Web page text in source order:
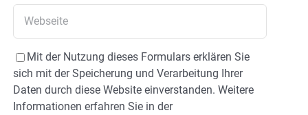
Mit der Nutzung dieses Formulars erklären Sie
sich mit der Speicherung und Verarbeitung Ihrer
Daten durch diese Website einverstanden. Weitere
Informationen erfahren Sie in der